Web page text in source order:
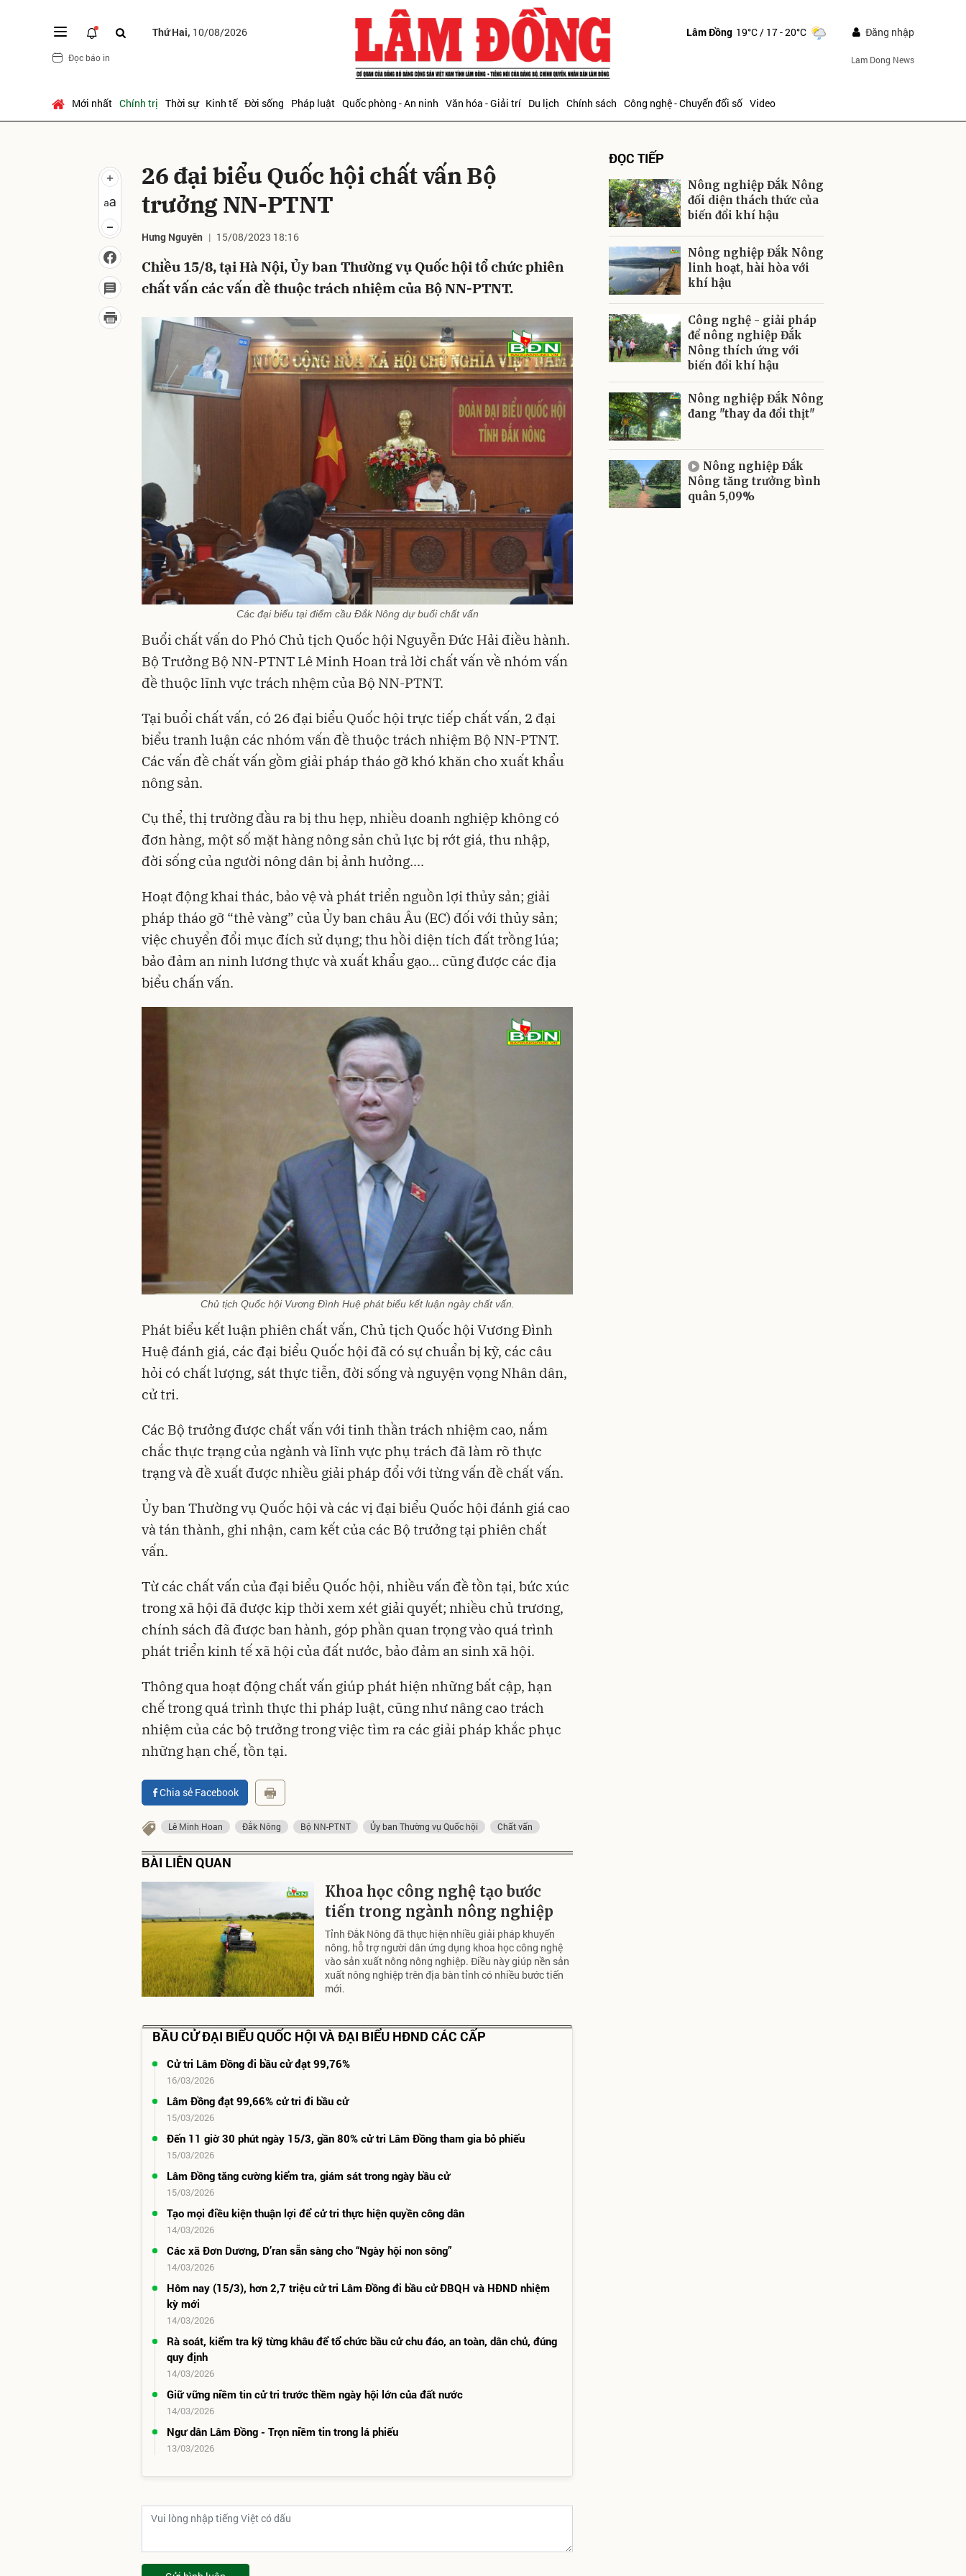
Thứ Hai, 10/08/2026
Đọc báo in
Lâm Đồng 19°C/ 17 - 20°C Đăng nhập
Lam Dong News
Mới nhất Chính trị Thời sự Kinh tế Đời sống Pháp luật Quốc phòng - An ninh Văn hóa - Giải trí Du lịch Chính sách Công nghệ - Chuyển đổi số Video
26 đại biểu Quốc hội chất vấn Bộ
trưởng NN-PTNT
Hưng Nguyên 15/08/2023 18:16
Chiều 15/8, tại Hà Nội, Ủy ban Thường vụ Quốc hội tổ chức phiên
chất vấn các vấn đề thuộc trách nhiệm của Bộ NN-PTNT.
Các đại biểu tại điểm cầu Đắk Nông dự buổi chất vấn
Buổi chất vấn do Phó Chủ tịch Quốc hội Nguyễn Đức Hải điều hành.
Bộ Trưởng Bộ NN-PTNT Lê Minh Hoan trả lời chất vấn về nhóm vấn
đề thuộc lĩnh vực trách nhệm của Bộ NN-PTNT.
Tại buổi chất vấn, có 26 đại biểu Quốc hội trực tiếp chất vấn, 2 đại
biểu tranh luận các nhóm vấn đề thuộc trách nhiệm Bộ NN-PTNT.
Các vấn đề chất vấn gồm giải pháp tháo gỡ khó khăn cho xuất khẩu
nông sản.
Cụ thể, thị trường đầu ra bị thu hẹp, nhiều doanh nghiệp không có
đơn hàng, một số mặt hàng nông sản chủ lực bị rớt giá, thu nhập,
đời sống của người nông dân bị ảnh hưởng....
Hoạt động khai thác, bảo vệ và phát triển nguồn lợi thủy sản; giải
pháp tháo gỡ “thẻ vàng” của Ủy ban châu Âu (EC) đối với thủy sản;
việc chuyển đổi mục đích sử dụng; thu hồi diện tích đất trồng lúa;
bảo đảm an ninh lương thực và xuất khẩu gạo... cũng được các địa
biểu chấn vấn.
Chủ tịch Quốc hội Vương Đình Huệ phát biểu kết luận ngày chất vấn.
Phát biểu kết luận phiên chất vấn, Chủ tịch Quốc hội Vương Đình
Huệ đánh giá, các đại biểu Quốc hội đã có sự chuẩn bị kỹ, các câu
hỏi có chất lượng, sát thực tiễn, đời sống và nguyện vọng Nhân dân,
cử tri.
Các Bộ trưởng được chất vấn với tinh thần trách nhiệm cao, nắm
chắc thực trạng của ngành và lĩnh vực phụ trách đã làm rõ thực
trạng và đề xuất được nhiều giải pháp đổi với từng vấn đề chất vấn.
Ủy ban Thường vụ Quốc hội và các vị đại biểu Quốc hội đánh giá cao
và tán thành, ghi nhận, cam kết của các Bộ trưởng tại phiên chất
vấn.
Từ các chất vấn của đại biểu Quốc hội, nhiều vấn đề tồn tại, bức xúc
trong xã hội đã được kịp thời xem xét giải quyết; nhiều chủ trương,
chính sách đã được ban hành, góp phần quan trọng vào quá trình
phát triển kinh tế xã hội của đất nước, bảo đảm an sinh xã hội.
Thông qua hoạt động chất vấn giúp phát hiện những bất cập, hạn
chế trong quá trình thực thi pháp luật, cũng như nâng cao trách
nhiệm của các bộ trưởng trong việc tìm ra các giải pháp khắc phục
những hạn chế, tồn tại.
Chia sẻ Facebook
Lê Minh Hoan Đắk Nông Bộ NN-PTNT Ủy ban Thường vụ Quốc hội Chất vấn
BÀI LIÊN QUAN
Khoa học công nghệ tạo bước
tiến trong ngành nông nghiệp
Tỉnh Đắk Nông đã thực hiện nhiều giải pháp khuyến
nông, hỗ trợ người dân ứng dụng khoa học công nghệ
vào sản xuất nông nông nghiệp. Điều này giúp nền sản
xuất nông nghiệp trên địa bàn tỉnh có nhiều bước tiến
mới.
BẦU CỬ ĐẠI BIỂU QUỐC HỘI VÀ ĐẠI BIỂU HĐND CÁC CẤP
Cử tri Lâm Đồng đi bầu cử đạt 99,76%
16/03/2026
Lâm Đồng đạt 99,66% cử tri đi bầu cử
15/03/2026
Đến 11 giờ 30 phút ngày 15/3, gần 80% cử tri Lâm Đồng tham gia bỏ phiếu
15/03/2026
Lâm Đồng tăng cường kiểm tra, giám sát trong ngày bầu cử
15/03/2026
Tạo mọi điều kiện thuận lợi để cử tri thực hiện quyền công dân
14/03/2026
Các xã Đơn Dương, D’ran sẵn sàng cho “Ngày hội non sông”
14/03/2026
Hôm nay (15/3), hơn 2,7 triệu cử tri Lâm Đồng đi bầu cử ĐBQH và HĐND nhiệm
kỳ mới
14/03/2026
Rà soát, kiểm tra kỹ từng khâu để tổ chức bầu cử chu đáo, an toàn, dân chủ, đúng
quy định
14/03/2026
Giữ vững niềm tin cử tri trước thềm ngày hội lớn của đất nước
14/03/2026
Ngư dân Lâm Đồng - Trọn niềm tin trong lá phiếu
13/03/2026
ĐỌC TIẾP
Nông nghiệp Đắk Nông
đối diện thách thức của
biến đổi khí hậu
Nông nghiệp Đắk Nông
linh hoạt, hài hòa với
khí hậu
Công nghệ - giải pháp
để nông nghiệp Đắk
Nông thích ứng với
biến đổi khí hậu
Nông nghiệp Đắk Nông
đang "thay da đổi thịt"
Nông nghiệp Đắk
Nông tăng trưởng bình
quân 5,09%
Gửi bình luận
Gửi